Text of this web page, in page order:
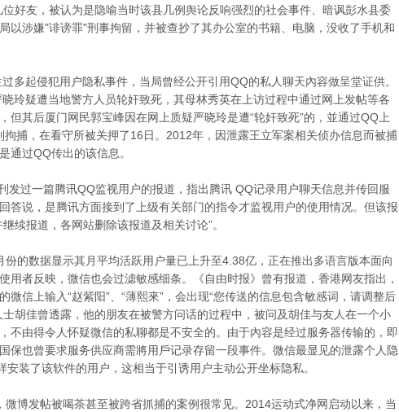
好友，被认为是隐喻当时该县几例舆论反响强烈的社会事件、暗讽彭水县委
以涉嫌"诽谤罪"刑事拘留，并被查抄了其办公室的书籍、电脑，没收了手机和
多起侵犯用户隐私事件，当局曾经公开引用QQ的私人聊天內容做呈堂证供。
玲疑遭当地警方人员轮奸致死，其母林秀英在上访过程中通过网上发帖等各
但其后厦门网民郭宝峰因在网上质疑严晓玲是遭“轮奸致死”的，並通过QQ上
捕，在看守所被关押了16日。2012年，因泄露王立军案相关侦办信息而被捕
通过QQ传出的该信息。
发过一篇腾讯QQ监视用户的报道，指出腾讯 QQ记录用户聊天信息并传回服
答说，是腾讯方面接到了上级有关部门的指令才监视用户的使用情况。但该报
续报道，各网站删除该报道及相关讨论”。
份的数据显示其月平均活跃用户量已上升至4.38亿，正在推出多语言版本面向
用者反映，微信也会过滤敏感细条。《自由时报》曾有报道，香港网友指出，
微信上输入“赵紫阳”、“薄熙來”，会出现“您传送的信息包含敏感词，请调整后
胡佳曾透露，他的朋友在被警方问话的过程中，被问及胡佳与友人在一个小
不由得令人怀疑微信的私聊都是不安全的。由于內容是经过服务器传输的，即
保也曾要求服务供应商需將用戶记录存留一段事件。微信最显见的泄露个人隐
安装了该软件的用户，这相当于引诱用户主动公开坐标隐私。
博发帖被喝茶甚至被跨省抓捕的案例很常见。2014运动式净网启动以来，当